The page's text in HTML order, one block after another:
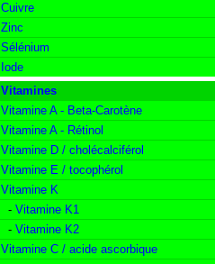
Cuivre
Zinc
Sélénium
Iode
Vitamines
Vitamine A - Beta-Carotène
Vitamine A - Rétinol
Vitamine D / cholécalciférol
Vitamine E / tocophérol
Vitamine K
- Vitamine K1
- Vitamine K2
Vitamine C / acide ascorbique